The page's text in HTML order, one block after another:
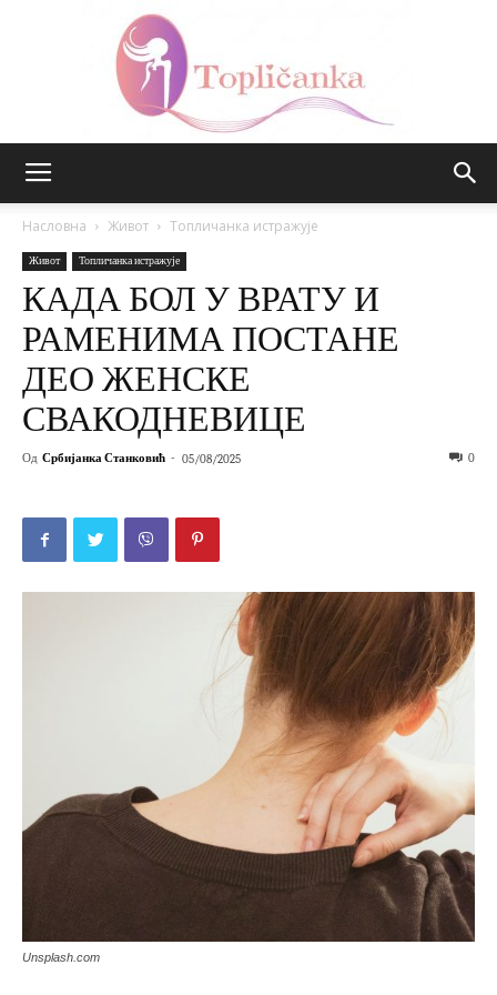
Насловна Живот Топличанка истражује
Живот Топличанка истражује
КАДА БОЛ У ВРАТУ И
РАМЕНИМА ПОСТАНЕ
ДЕО ЖЕНСКЕ
СВАКОДНЕВИЦЕ
Од Србијанка Станковић - 05/08/2025 0
Unsplash.com